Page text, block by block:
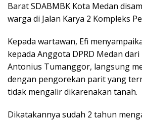
Barat SDABMBK Kota Medan
warga di Jalan Karya 2 Kompleks
Kepada wartawan, Efi
kepada Anggota DPRD Medan dari
Antonius Tumanggor, langsung
dengan pengorekan parit yang
tidak mengalir dikarenakan tanah.
Dikatakannya sudah 2 tahun